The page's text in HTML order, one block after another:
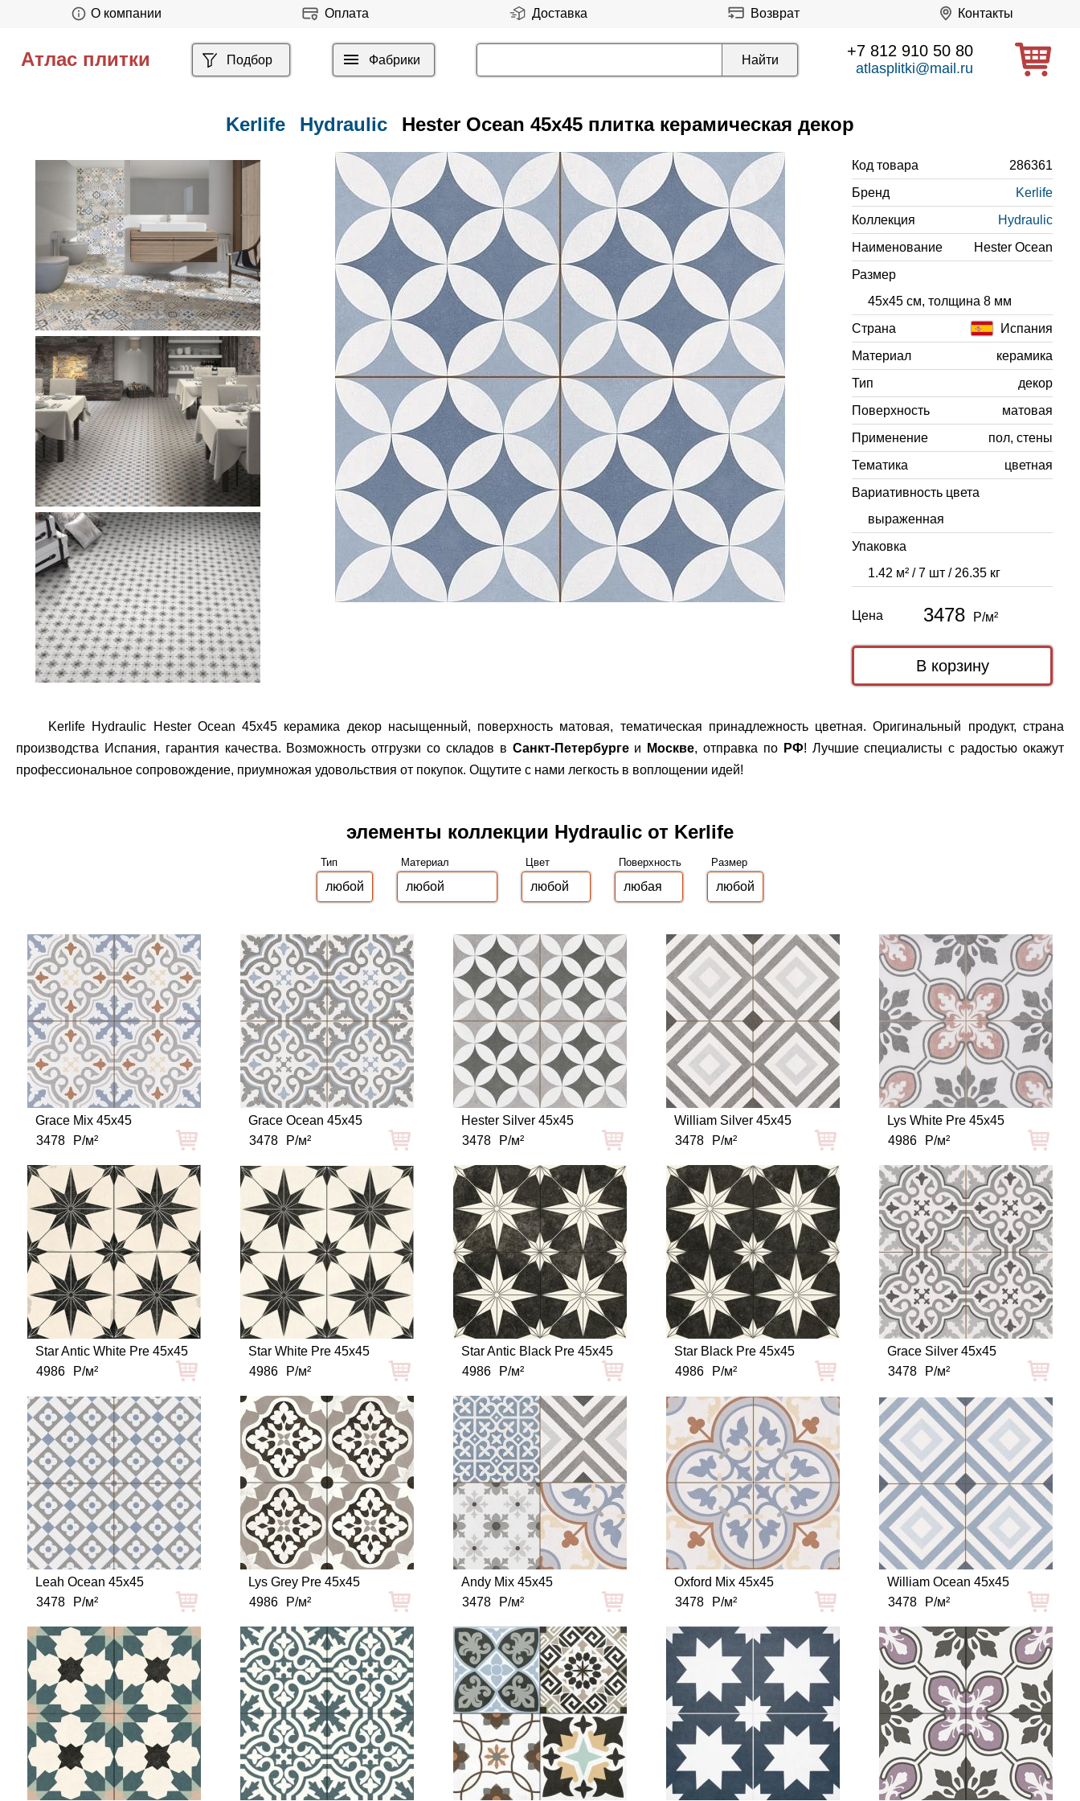
О компании Оплата Доставка Возврат Контакты
Атлас плитки Подбор Фабрики +7 812 910 50 80
atlasplitki@mail.ru
Kerlife Hydraulic Hester Ocean 45x45 плитка керамическая декор
Код товара
286361
Бренд
Kerlife
Коллекция
Hydraulic
Наименование
Hester Ocean
Размер
45x45 см, толщина 8 мм
Страна
Испания
Материал
керамика
Тип
декор
Поверхность
матовая
Применение
пол, стены
Тематика
цветная
Вариативность цвета
выраженная
Упаковка
1.42 м² / 7 шт / 26.35 кг
Цена 3478 Р/м²
Kerlife Hydraulic Hester Ocean 45x45 керамика декор насыщенный, поверхность матовая, тематическая принадлежность цветная. Оригинальный продукт, страна
производства Испания, гарантия качества. Возможность отгрузки со складов в Санкт-Петербургеи Москве, отправка по РФ! Лучшие специалисты с радостью окажут
профессиональное сопровождение, приумножая удовольствия от покупок. Ощутите с нами легкость в воплощении идей!
элементы коллекции Hydraulic от Kerlife
Тип Материал Цвет Поверхность Размер
Grace Mix 45x45
3478
Р/м²
Grace Ocean 45x45
3478
Р/м²
Hester Silver 45x45
3478
Р/м²
William Silver 45x45
3478
Р/м²
Lys White Pre 45x45
4986
Р/м²
Star Antic White Pre 45x45
4986
Р/м²
Star White Pre 45x45
4986
Р/м²
Star Antic Black Pre 45x45
4986
Р/м²
Star Black Pre 45x45
4986
Р/м²
Grace Silver 45x45
3478
Р/м²
Leah Ocean 45x45
3478
Р/м²
Lys Grey Pre 45x45
4986
Р/м²
Andy Mix 45x45
3478
Р/м²
Oxford Mix 45x45
3478
Р/м²
William Ocean 45x45
3478
Р/м²